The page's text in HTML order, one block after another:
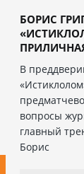
БОРИС
В
вопросы
главный
Борис